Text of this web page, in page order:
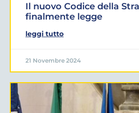
Il nuovo Codice della
finalmente legge
leggi tutto
21 Novembre 2024